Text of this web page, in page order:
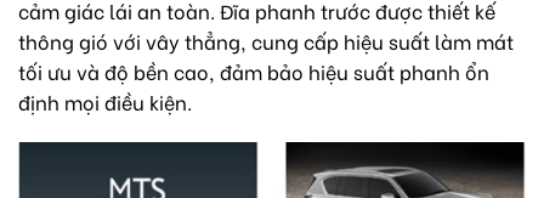
cảm giác lái an toàn. Đĩa phanh trước được thiết kế
thông gió với vây thẳng, cung cấp hiệu suất làm mát
tối ưu và độ bền cao, đảm bảo hiệu suất phanh ổn
định mọi điều kiện.